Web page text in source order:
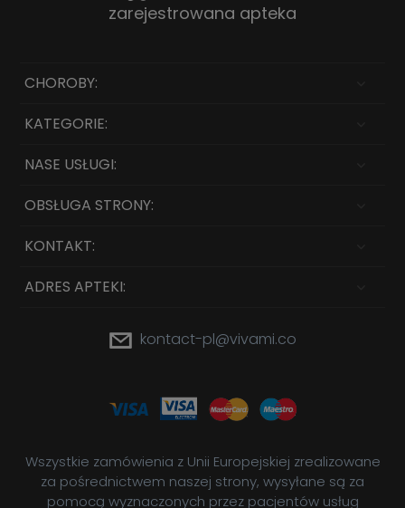
zarejestrowana apteka
CHOROBY:
KATEGORIE:
NASE USŁUGI:
OBSŁUGA STRONY:
KONTAKT:
ADRES APTEKI:
kontact-pl@vivami.co
Wszystkie zamówienia z Unii Europejskiej zrealizowane
za pośrednictwem naszej strony, wysyłane są za
pomocą wyznaczonych przez pacjentów usług